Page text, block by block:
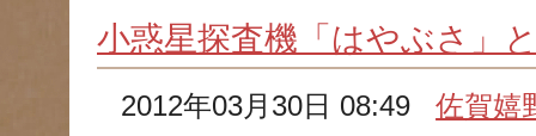
小惑星探査機「はやぶさ」
2012年03月30日 08:49佐賀嬉